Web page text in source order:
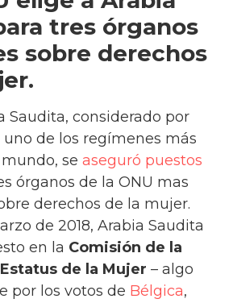
tres órganos
sobre derechos
Saudita, considerado por
de los regímenes más
se aseguró puestos
órganos de la ONU mas
derechos de la mujer.
de 2018, Arabia Saudita
en la Comisión de la
de la Mujer – algo
por los votos de Bélgica,